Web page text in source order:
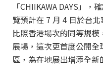
「CHIIKAWA DAYS」
覽預計在 7 月 4 日於台
比照香港場次的同等規
展場，這次更首度公開
區，為在地展出增添全新